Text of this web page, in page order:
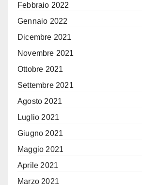
Febbraio 2022
Gennaio 2022
Dicembre 2021
Novembre 2021
Ottobre 2021
Settembre 2021
Agosto 2021
Luglio 2021
Giugno 2021
Maggio 2021
Aprile 2021
Marzo 2021